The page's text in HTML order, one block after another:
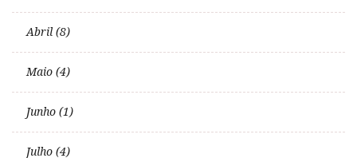
Abril (8)
Maio (4)
Junho (1)
Julho (4)